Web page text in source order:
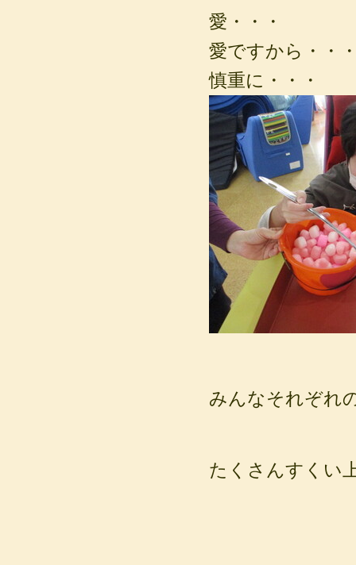
愛・・・
愛ですから・・
慎重に・・・
みんなそれぞれ
たくさんすくい